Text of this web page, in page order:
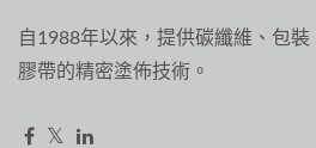
自1988年以來，提供碳纖維、包裝
膠帶的精密塗佈技術。